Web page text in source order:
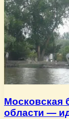
Московская
области —